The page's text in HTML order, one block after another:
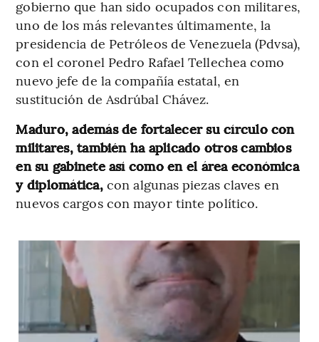
gobierno que han sido ocupados con militares,
uno de los más relevantes últimamente, la
presidencia de Petróleos de Venezuela (Pdvsa),
con el coronel Pedro Rafael Tellechea como
nuevo jefe de la compañía estatal, en
sustitución de Asdrúbal Chávez.
Maduro, además de fortalecer su círculo con
militares, también ha aplicado otros cambios
en su gabinete así como en el área económica
y diplomática, con algunas piezas claves en
nuevos cargos con mayor tinte político.